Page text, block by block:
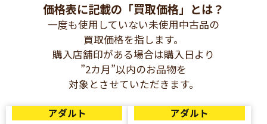
価格表に記載の「買取価格」とは？
一度も使用していない未使用中古品の
買取価格を指します。
購入店舗印がある場合は購入日より
”2カ月”以内のお品物を
対象とさせていただきます。
アダルト アダルト